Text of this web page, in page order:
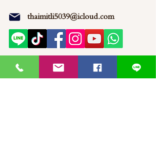
thaimitli5039@icloud.com